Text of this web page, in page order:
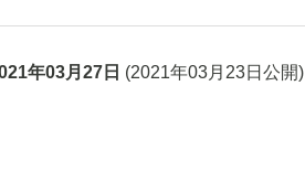
年03月27日 (2021年03月23日 公開)